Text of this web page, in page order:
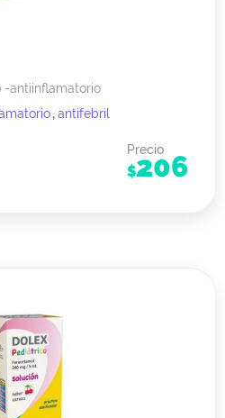
-antiinflamatorio
,antifebril
Precio
$206